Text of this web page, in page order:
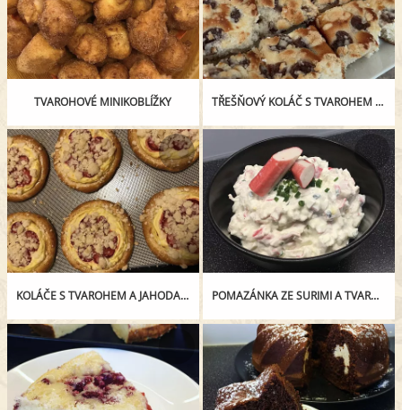
TVAROHOVÉ MINIKOBLÍŽKY TŘEŠŇOVÝ KOLÁČ S TVAROHEM A DROBENKOU
KOLÁČE S TVAROHEM A JAHODAMI POMAZÁNKA ZE SURIMI A TVAROHU